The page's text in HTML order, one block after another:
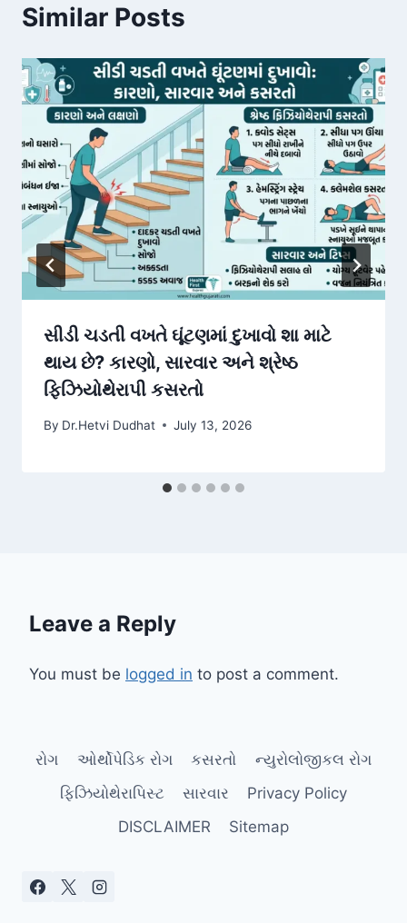
Similar Posts
સીડી ચડતી વખતે ઘૂંટણમાં દુખાવો શા માટે
થાય છે? કારણો, સારવાર અને શ્રેષ્ઠ
ફિઝિયોથેરાપી કસરતો
By Dr.Hetvi Dudhat July 13, 2026
Leave a Reply
You must be logged in to post a comment.
રોગ ઓર્થોપેડિક રોગ કસરતો
ન્યુરોલોજીકલ રોગ
ફિઝિયોથેરાપિસ્ટ
સારવાર
Privacy Policy
DISCLAIMER
Sitemap